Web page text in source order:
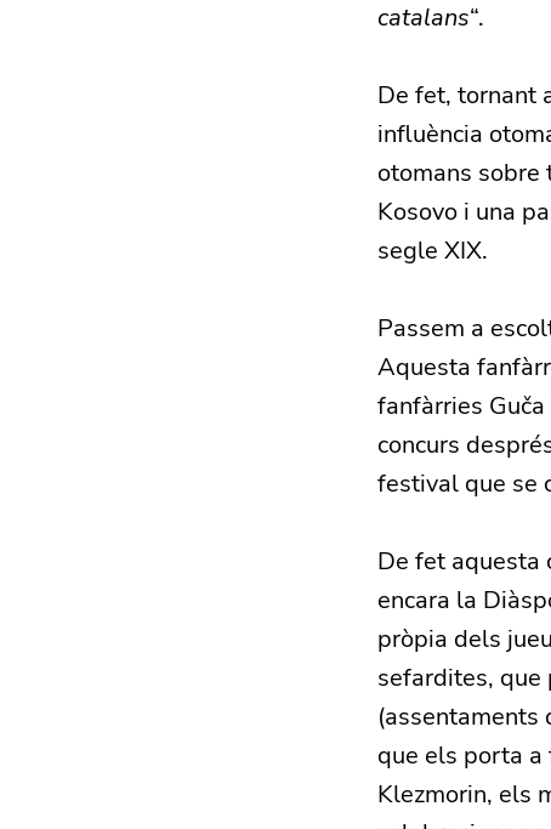
catalans“.
De fet, tornant
influència
otomans sobre
Kosovo i una
segle XIX.
Passem a
Aquesta
fanfàrries
concurs
festival que se
De fet aquesta
encara la
pròpia dels
sefardites, que
(assentaments
que els porta a
Klezmorin, els